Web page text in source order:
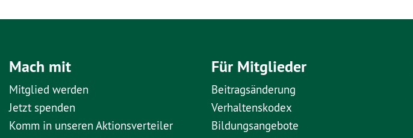
Mach mit
Mitglied werden
Jetzt spenden
Komm in unseren Aktionsverteiler
Für Mitglieder
Beitragsänderung
Verhaltenskodex
Bildungsangebote